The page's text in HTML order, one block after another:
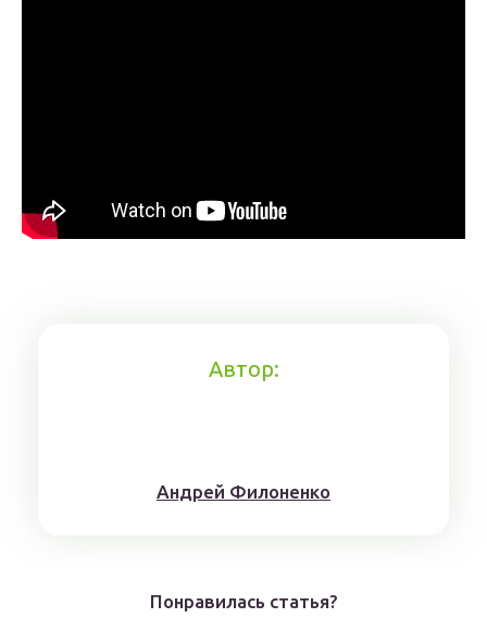
Автор:
Aндрeй Филoнeнкo
Понравилась статья?